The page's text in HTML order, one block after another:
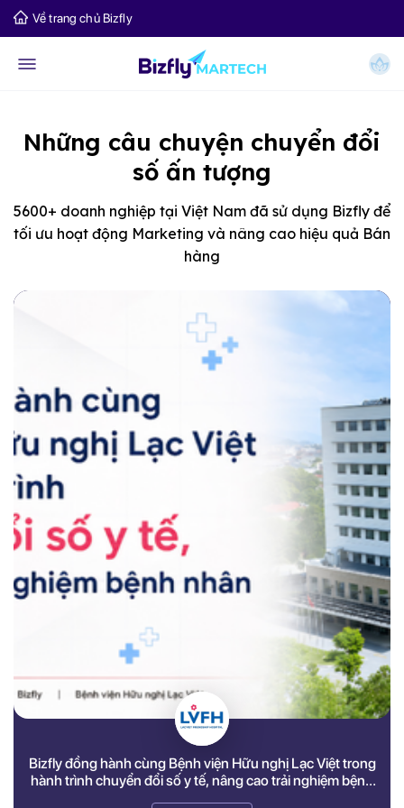
Về trang chủ Bizfly
Những câu chuyện chuyển đổi
số ấn tượng
5600+ doanh nghiệp tại Việt Nam đã sử dụng Bizfly để
tối ưu hoạt động Marketing và nâng cao hiệu quả Bán
hàng
Bizfly đồng hành cùng Bệnh viện Hữu nghị Lạc Việt trong
hành trình chuyển đổi số y tế, nâng cao trải nghiệm bệnh